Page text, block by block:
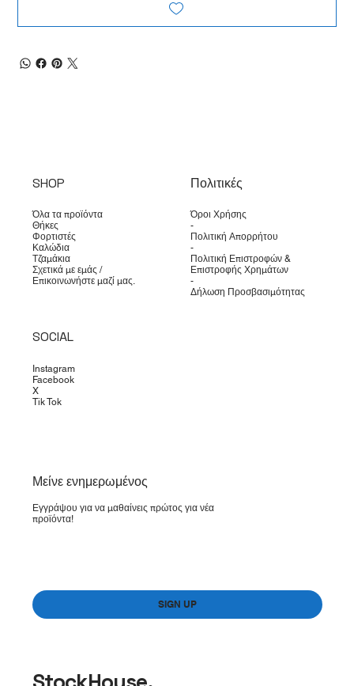
SHOP
Όλα τα προϊόντα
Θήκες
Φορτιστές
Καλώδια
Τζαμάκια
Σχετικά με εμάς /
Επικοινωνήστε μαζί μας.
Πολιτικές
Όροι Χρήσης
-
Πολιτική Απορρήτου
-
Πολιτική Επιστροφών &
Επιστροφής Χρημάτων
-
Δήλωση Προσβασιμότητας
SOCIAL
Instagram
Facebook
X
Tik Tok
​Μείνε ενημερωμένος
Εγγράψου για να μαθαίνεις πρώτος για νέα
προϊόντα!
SIGN UP